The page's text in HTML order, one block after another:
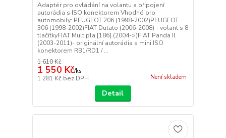
Adaptér pro ovládání na volantu a připojení
autorádia s ISO konektorem Vhodné pro
automobily: PEUGEOT 206 (1998-2002)PEUGEOT
306 (1998-2002)FIAT Dutato (2006-2008) - volant s 8
tlačítkyFIAT Multipla [186] (2004->)FIAT Panda II.
(2003-2011)- originální autorádia s mini ISO
konektorem RB1/RD1 / ...
1 610 Kč
1 550 Kč/ks
1 281 Kč bez DPH Není skladem
Detail